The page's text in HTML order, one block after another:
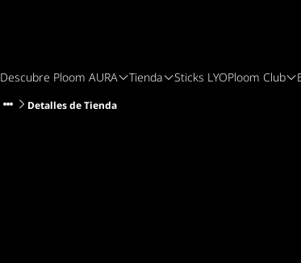
Descubre Ploom AURA Tienda Sticks LYOPloom Club
Detalles de Tienda